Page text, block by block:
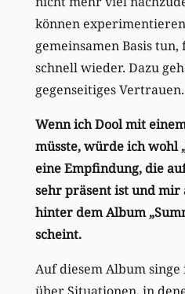
können
gemeinsamen Basis
schnell wieder. Dazu
gegenseitiges Vertrauen.
Wenn ich Dool mit
müsste, würde ich wohl
eine Empfindung, die
sehr präsent ist und mir
hinter dem Album
scheint.
Auf diesem Album